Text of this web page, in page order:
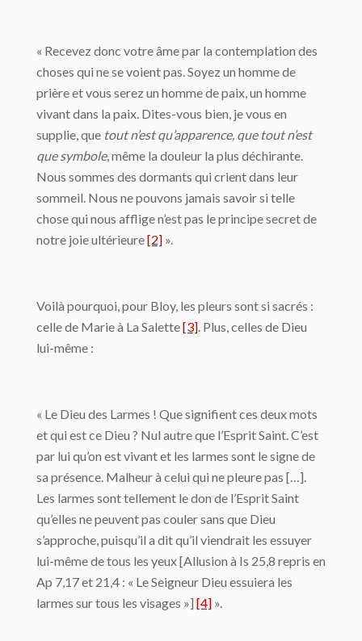
« Recevez donc votre âme par la contemplation des
choses qui ne se voient pas. Soyez un homme de
prière et vous serez un homme de paix, un homme
vivant dans la paix. Dites-vous bien, je vous en
supplie, que tout n’est qu’apparence, que tout n’est
que symbole, même la douleur la plus déchirante.
Nous sommes des dormants qui crient dans leur
sommeil. Nous ne pouvons jamais savoir si telle
chose qui nous afflige n’est pas le principe secret de
notre joie ultérieure[2] ».
Voilà pourquoi, pour Bloy, les pleurs sont si sacrés :
celle de Marie à La Salette[3]. Plus, celles de Dieu
lui-même :
« Le Dieu des Larmes ! Que signifient ces deux mots
et qui est ce Dieu ? Nul autre que l’Esprit Saint. C’est
par lui qu’on est vivant et les larmes sont le signe de
sa présence. Malheur à celui qui ne pleure pas […].
Les larmes sont tellement le don de l’Esprit Saint
qu’elles ne peuvent pas couler sans que Dieu
s’approche, puisqu’il a dit qu’il viendrait les essuyer
lui-même de tous les yeux [Allusion à Is 25,8 repris en
Ap 7,17 et 21,4 : « Le Seigneur Dieu essuiera les
larmes sur tous les visages »] [4] ».